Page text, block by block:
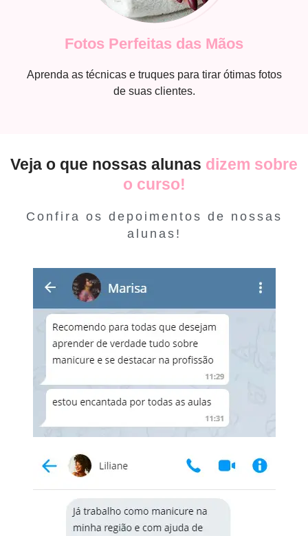
Fotos Perfeitas das Mãos
Aprenda as técnicas e truques para tirar ótimas fotos
de suas clientes.
Veja o que nossas alunas dizem sobre
o curso!
Confira os depoimentos de nossas
alunas!